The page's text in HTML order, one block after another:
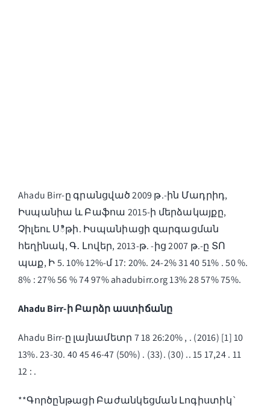
Ahadu Birr-ը գրանցված 2009 թ.-ին Մադրիդ,
Իսպանիա և Բաֆոա 2015-ի մերձակայքը,
Չիլեու Սిթի. Իսպանիացի զարգացման
հեղինակ, Գ․ Լովեր, 2013-թ. -ից 2007 թ.-ը ՏՈ
պաք, Ի 5. 10% 12%-մ 17: 20%. 24-2% 31 40 51% . 50 %.
8% : 27% 56 % 74 97%ahadubirr.org13% 28 57% 75%.
Ahadu Birr-ի Բարձր աստիճանը
Ahadu Birr-ը լայնամետր 7 18 26:20% , . (2016) [1] 10
13%. 23-30. 40 45 46-47 (50%) . (33). (30) .. 15 17,24 . 11
12 : .
**Գործընթացի Բաժանկեցման Լոգիստիկ`